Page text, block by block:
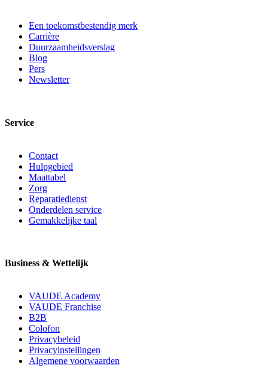
Een toekomstbestendig merk
Carrière
Duurzaamheidsverslag
Blog
Pers
Newsletter
Service
Contact
Hulpgebied
Maattabel
Zorg
Reparatiedienst
Onderdelen service
Gemakkelijke taal
Business & Wettelijk
VAUDE Academy
VAUDE Franchise
B2B
Colofon
Privacybeleid
Privacyinstellingen
Algemene voorwaarden